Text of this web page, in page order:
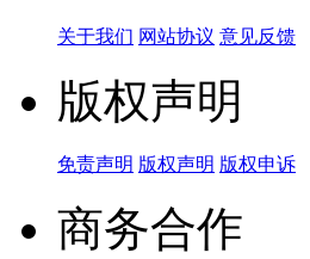
关于我们 网站协议 意见反馈
版权声明
免责声明 版权声明 版权申诉
商务合作